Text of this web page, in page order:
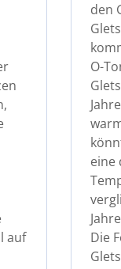
auf
den
O-
eine
Die